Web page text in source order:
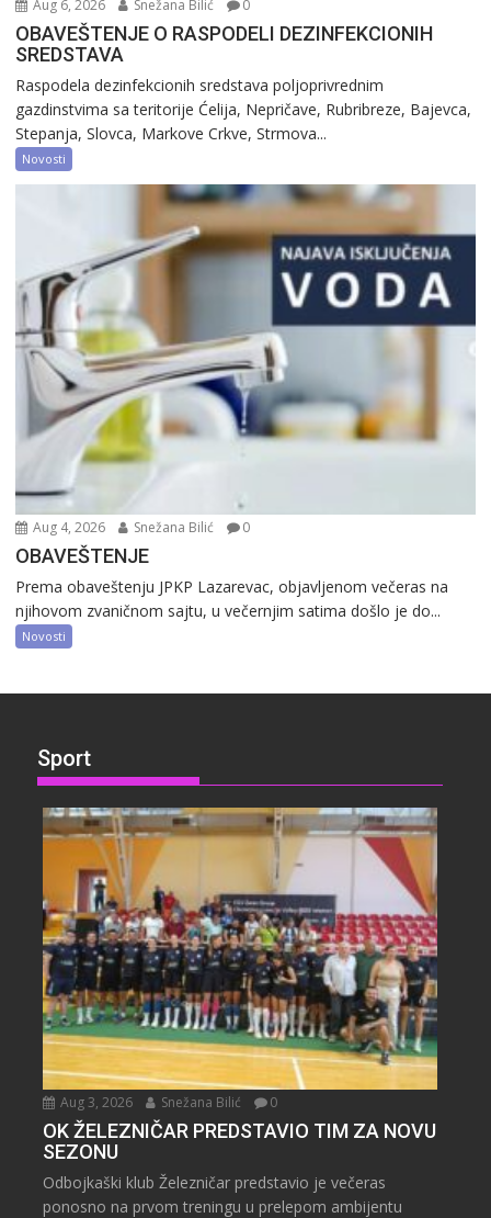
Aug 6, 2026 Snežana Bilić 0
OBAVEŠTENJE O RASPODELI DEZINFEKCIONIH
SREDSTAVA
Raspodela dezinfekcionih sredstava poljoprivrednim
gazdinstvima sa teritorije Ćelija, Nepričave, Rubribreze, Bajevca,
Stepanja, Slovca, Markove Crkve, Strmova...
Novosti
Aug 4, 2026 Snežana Bilić 0
OBAVEŠTENJE
Prema obaveštenju JPKP Lazarevac, objavljenom večeras na
njihovom zvaničnom sajtu, u večernjim satima došlo je do...
Novosti
Sport
Aug 3, 2026 Snežana Bilić 0
OK ŽELEZNIČAR PREDSTAVIO TIM ZA NOVU
SEZONU
Odbojkaški klub Železničar predstavio je večeras
ponosno na prvom treningu u prelepom ambijentu